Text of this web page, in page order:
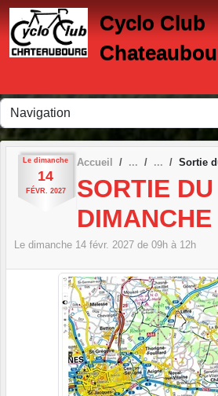
Cyclo Club
Le dimanche
14
FÉVR. 2027
Accueil Sortie
SORTIE DU
DIMANCHE
Le dimanche 14 févr. 2027 de 09h à 12h
Panneau de gestion des cookies